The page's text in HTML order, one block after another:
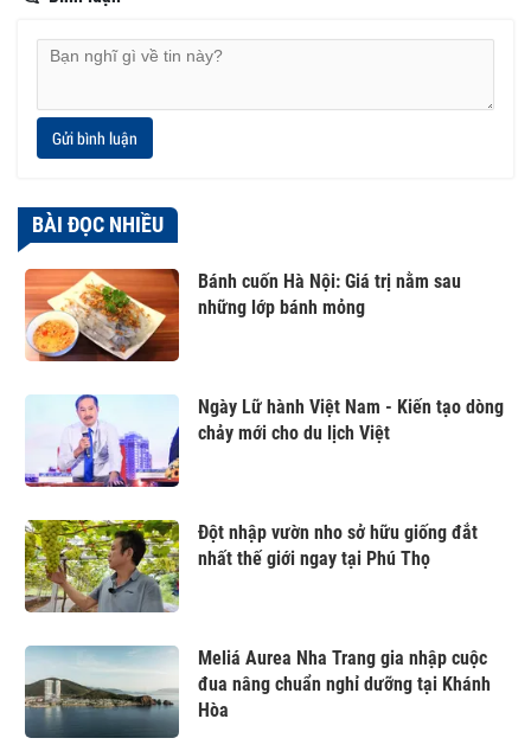
Gửi bình luận
BÀI ĐỌC NHIỀU
Bánh cuốn Hà Nội: Giá trị nằm sau
những lớp bánh mỏng
Ngày Lữ hành Việt Nam - Kiến tạo dòng
chảy mới cho du lịch Việt
Đột nhập vườn nho sở hữu giống đắt
nhất thế giới ngay tại Phú Thọ
Meliá Aurea Nha Trang gia nhập cuộc
đua nâng chuẩn nghỉ dưỡng tại Khánh
Hòa